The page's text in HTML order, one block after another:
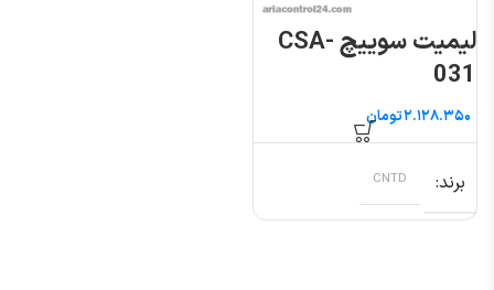
لیمیت سوییچ CSA-
031
تومان
برند CNTD